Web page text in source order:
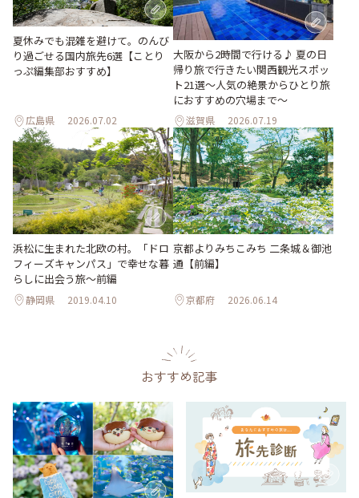
夏休みでも混雑を避けて。のんび
り過ごせる国内旅先6選【ことり
っぷ編集部おすすめ】
広島県 2026.07.02
大阪から2時間で行ける♪ 夏の日
帰り旅で行きたい関西観光スポッ
ト21選～人気の絶景からひとり旅
におすすめの穴場まで～
滋賀県 2026.07.19
浜松に生まれた北欧の村。「ドロ
フィーズキャンパス」で幸せな暮
らしに出会う旅～前編
静岡県 2019.04.10
京都よりみちこみち 二条城＆御池
通【前編】
京都府 2026.06.14
おすすめ記事